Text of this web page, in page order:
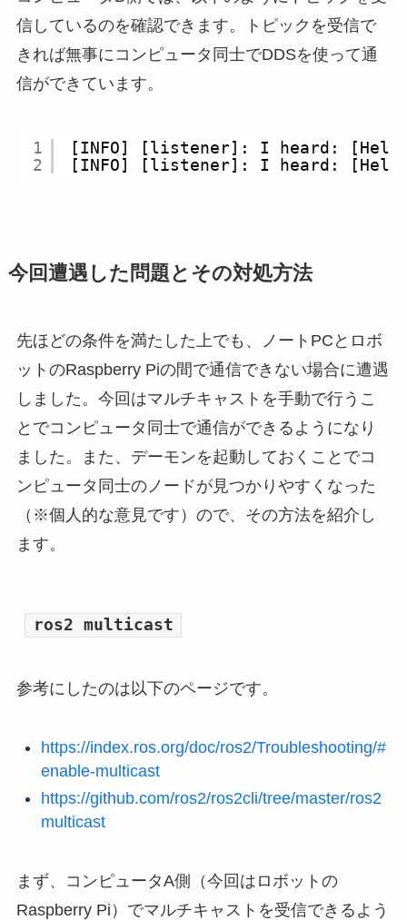
信しているのを確認できます。トピックを受信で
きれば無事にコンピュータ同士でDDSを使って通
信ができています。
1
2
[INFO] [listener]: I heard:
[INFO] [listener]: I heard:
今回遭遇した問題とその対処方法
先ほどの条件を満たした上でも、ノートPCとロボ
ットのRaspberry Piの間で通信できない場合に遭遇
しました。今回はマルチキャストを手動で行うこ
とでコンピュータ同士で通信ができるようになり
ました。また、デーモンを起動しておくことでコ
ンピュータ同士のノードが見つかりやすくなった
（※個人的な意見です）ので、その方法を紹介し
ます。
ros2 multicast
参考にしたのは以下のページです。
https://index.ros.org/doc/ros2/Troubleshooting/#
enable-multicast
https://github.com/ros2/ros2cli/tree/master/ros2
multicast
まず、コンピュータA側（今回はロボットの
Raspberry Pi）でマルチキャストを受信できるよう